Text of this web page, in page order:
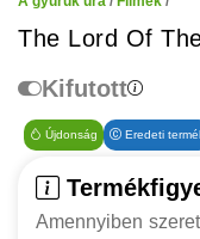
The Lord Of
Kifutott
Újdonság Eredeti
Amennyiben